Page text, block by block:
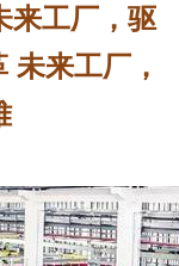
来工厂，驱
未来工厂，